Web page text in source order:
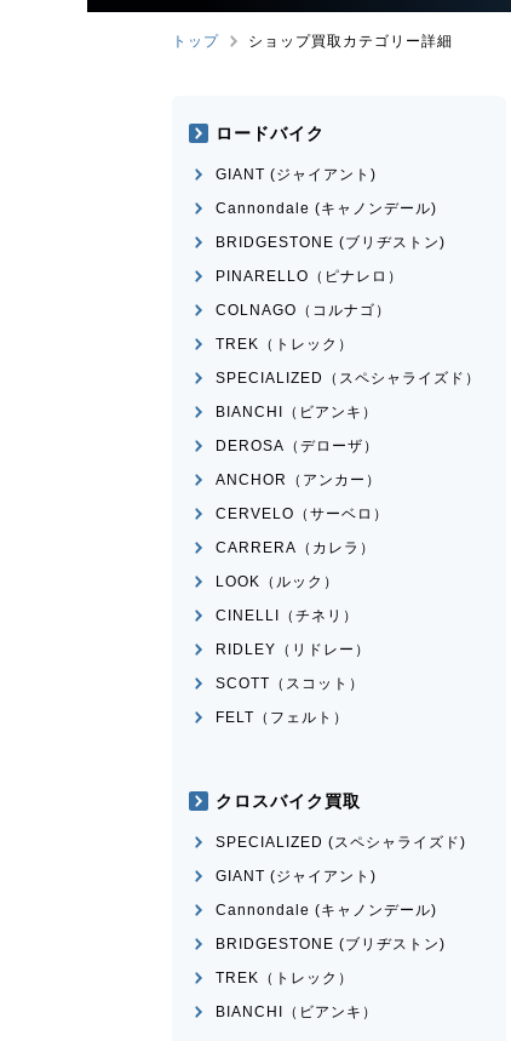
トップ ショップ買取カテゴリー詳細
ロードバイク
GIANT (ジャイアント)
Cannondale (キャノンデール)
BRIDGESTONE (ブリヂストン)
PINARELLO（ピナレロ）
COLNAGO（コルナゴ）
TREK（トレック）
SPECIALIZED（スペシャライズド）
BIANCHI（ビアンキ）
DEROSA（デローザ）
ANCHOR（アンカー）
CERVELO（サーベロ）
CARRERA（カレラ）
LOOK（ルック）
CINELLI（チネリ）
RIDLEY（リドレー）
SCOTT（スコット）
FELT（フェルト）
クロスバイク買取
SPECIALIZED (スペシャライズド)
GIANT (ジャイアント)
Cannondale (キャノンデール)
BRIDGESTONE (ブリヂストン)
TREK（トレック）
BIANCHI（ビアンキ）